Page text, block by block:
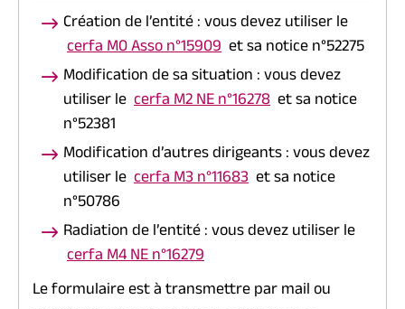
Création de l’entité : vous devez utiliser le
cerfa M0 Asso n°15909 et sa notice n°52275
Modification de sa situation : vous devez
utiliser le cerfa M2 NE n°16278 et sa notice
n°52381
Modification d’autres dirigeants : vous devez
utiliser le cerfa M3 n°11683 et sa notice
n°50786
Radiation de l’entité : vous devez utiliser le
cerfa M4 NE n°16279
Le formulaire est à transmettre par mail ou